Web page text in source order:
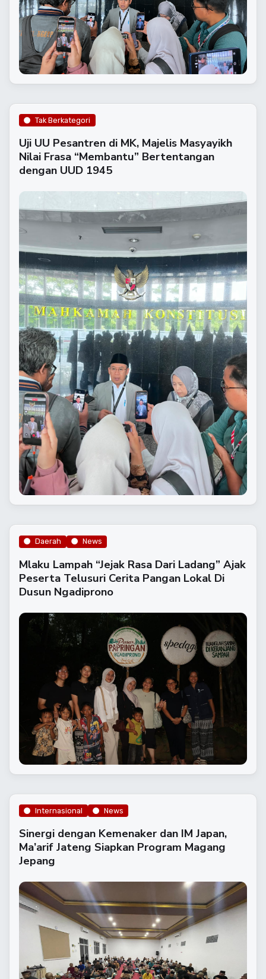
Tak Berkategori
Uji UU Pesantren di MK, Majelis Masyayikh
Nilai Frasa “Membantu” Bertentangan
dengan UUD 1945
Daerah News
Mlaku Lampah “Jejak Rasa Dari Ladang” Ajak
Peserta Telusuri Cerita Pangan Lokal Di
Dusun Ngadiprono
Internasional News
Sinergi dengan Kemenaker dan IM Japan,
Ma’arif Jateng Siapkan Program Magang
Jepang